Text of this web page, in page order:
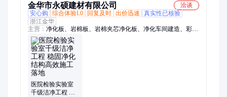
金华市永硕建材有限公司
洽谈
安心购
综合体验L0 回复及时 出价迅速
真实性已核验
浙江金华
主营： 净化板、岩棉板、岩棉夹芯净化板、净化车间建造、彩钢
夹芯板、中空玻镁夹芯净化板、硫氧镁夹芯净化板、304不锈钢
夹芯净化、A级防火岩棉净化板、电子食品净化车间、GMP净化
车间、无尘车间、硅岩夹芯净化板、真金不老泡夹芯净化板、泡
沫夹芯净化板、彩钢板、彩钢复合板、防火车间隔墙板、冲孔吸
音板、隔音板、生产车间吊顶板、冷库板、高密度岩棉板、真金
不老泡、玻镁岩棉、外墙岩棉板
医院检验实验室
千级洁净工程 稳